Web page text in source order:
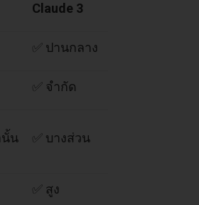
Claude 3
✅ ปานกลาง
✅ จำกัด
นั้น ✅ บางส่วน
✅ สูง